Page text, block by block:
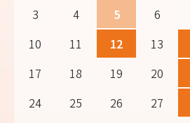
3
4 5 6
10
11 12 13
17
18 19 20
24
25 26 27